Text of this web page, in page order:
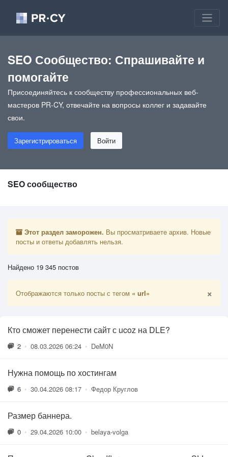
SEO Сообщество: Спрашивайте и
помогайте
Присоединяйтесь к сообществу профессиональных веб-
мастеров PR-CY, отвечайте на вопросы коллег и задавайте
свои.
Зарегистрироваться Войти
SEO сообщество
Этот раздел заморожен. Вы просматриваете архив. Новые
посты и ответы добавлять нельзя.
Найдено 19 345 постов
Отображаются только посты с тегом « url» ×
Кто сможет перенести сайт с ucoz на DLE?
2 • 08.03.2026 06:24 • DeM0N
Нужна помощь по хостингам
6 • 30.04.2026 08:17 • Федор Круглов
Размер баннера.
0 • 29.04.2026 10:00 • belaya-volga